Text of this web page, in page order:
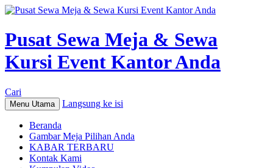
Pusat Sewa Meja & Sewa
Kursi Event Kantor Anda
Cari
Menu Utama Langsung ke isi
Beranda
Gambar Meja Pilihan Anda
KABAR TERBARU
Kontak Kami